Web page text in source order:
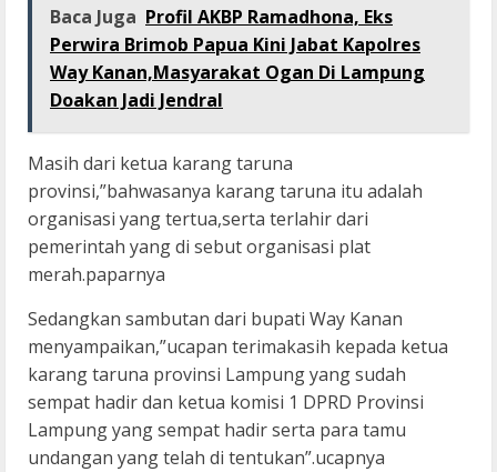
Baca Juga Profil AKBP Ramadhona, Eks
Perwira Brimob Papua Kini Jabat Kapolres
Way Kanan,Masyarakat Ogan Di Lampung
Doakan Jadi Jendral
Masih dari ketua karang taruna
provinsi,”bahwasanya karang taruna itu adalah
organisasi yang tertua,serta terlahir dari
pemerintah yang di sebut organisasi plat
merah.paparnya
Sedangkan sambutan dari bupati Way Kanan
menyampaikan,”ucapan terimakasih kepada ketua
karang taruna provinsi Lampung yang sudah
sempat hadir dan ketua komisi 1 DPRD Provinsi
Lampung yang sempat hadir serta para tamu
undangan yang telah di tentukan”.ucapnya